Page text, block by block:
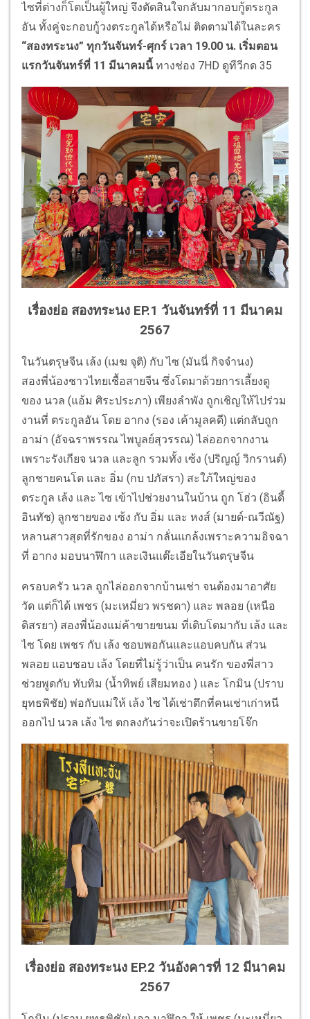
ไซที่ต่างก็โตเป็นผู้ใหญ่ จึงตัดสินใจกลับมากอบกู้ตระกูล
อัน ทั้งคู่จะกอบกู้วงตระกูลได้หรือไม่ ติดตามได้ในละคร
“สองทระนง” ทุกวันจันทร์-ศุกร์ เวลา 19.00 น. เริ่มตอน
แรกวันจันทร์ที่ 11 มีนาคมนี้ทางช่อง 7HD ดูทีวีกด 35
เรื่องย่อ สองทระนง EP.1 วันจันทร์ที่ 11 มีนาคม
2567
ในวันตรุษจีน เล้ง (เมฆ จุติ) กับ ไซ (มันนี่ กิจจำนง)
สองพี่น้องชาวไทยเชื้อสายจีน ซึ่งโตมาด้วยการเลี้ยงดู
ของ นวล (แอ้ม ศิระประภา) เพียงลำพัง ถูกเชิญให้ไปร่วม
งานที่ ตระกูลอัน โดย อากง (รอง เค้ามูลคดี) แต่กลับถูก
อาม่า (อัจฉราพรรณ ไพบูลย์สุวรรณ) ไล่ออกจากงาน
เพราะรังเกียจ นวล และลูก รวมทั้ง เซ้ง (ปริญญ์ วิกรานต์)
ลูกชายคนโต และ อิ่ม (กบ ปภัสรา) สะใภ้ใหญ่ของ
ตระกูล เล้ง และ ไซ เข้าไปช่วยงานในบ้าน ถูก โฮ่ว (อินดี้
อินทัช) ลูกชายของ เซ้ง กับ อิ่ม และ หงส์ (มายด์-ณวีณัฐ)
หลานสาวสุดที่รักของ อาม่า กลั่นแกล้งเพราะความอิจฉา
ที่ อากง มอบนาฬิกา และเงินแต๊ะเอียในวันตรุษจีน
ครอบครัว นวล ถูกไล่ออกจากบ้านเช่า จนต้องมาอาศัย
วัด แต่ก็ได้ เพชร (มะเหมี่ยว พรชดา) และ พลอย (เหนือ
ดิสรยา) สองพี่น้องแม่ค้าขายขนม ที่เติบโตมากับ เล้ง และ
ไซ โดย เพชร กับ เล้ง ชอบพอกันและแอบคบกัน ส่วน
พลอย แอบชอบ เล้ง โดยที่ไม่รู้ว่าเป็น คนรัก ของพี่สาว
ช่วยพูดกับ ทับทิม (น้ำทิพย์ เสียมทอง ) และ โกมิน (ปราบ
ยุทธพิชัย) พ่อกับแม่ให้ เล้ง ไซ ได้เช่าตึกที่คนเช่าเก่าหนี
ออกไป นวล เล้ง ไซ ตกลงกันว่าจะเปิดร้านขายโจ๊ก
เรื่องย่อ สองทระนง EP.2 วันอังคารที่ 12 มีนาคม
2567